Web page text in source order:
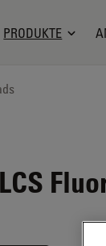
Logo
PRODUKTE